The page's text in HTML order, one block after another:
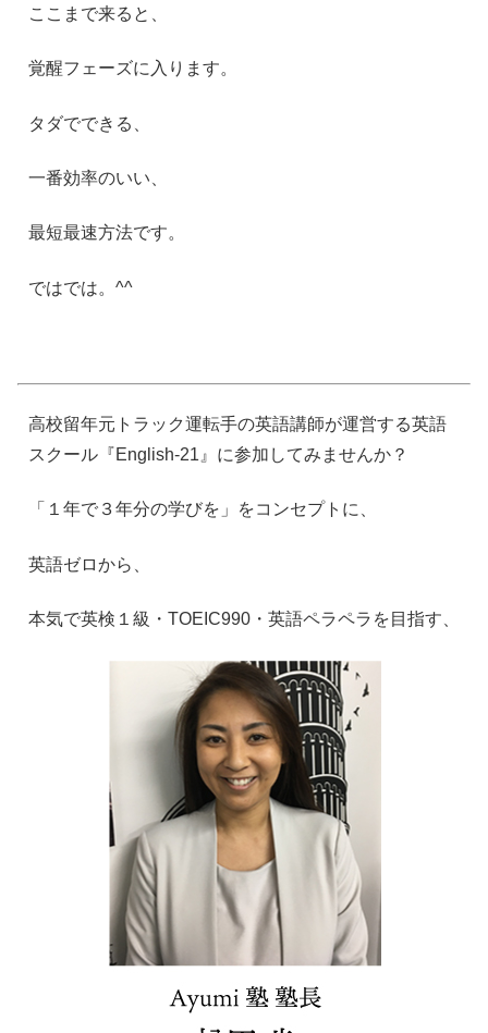
ここまで来ると、
覚醒フェーズに入ります。
タダでできる、
一番効率のいい、
最短最速方法です。
ではでは。 ^^
高校留年元トラック運転手の英語講師が運営する英語
スクール『English-21 』に参加してみませんか？
「１年で３年分の学びを」をコンセプトに、
英語ゼロから、
本気で英検１級・ TOEIC990 ・英語ペラペラを目指す、